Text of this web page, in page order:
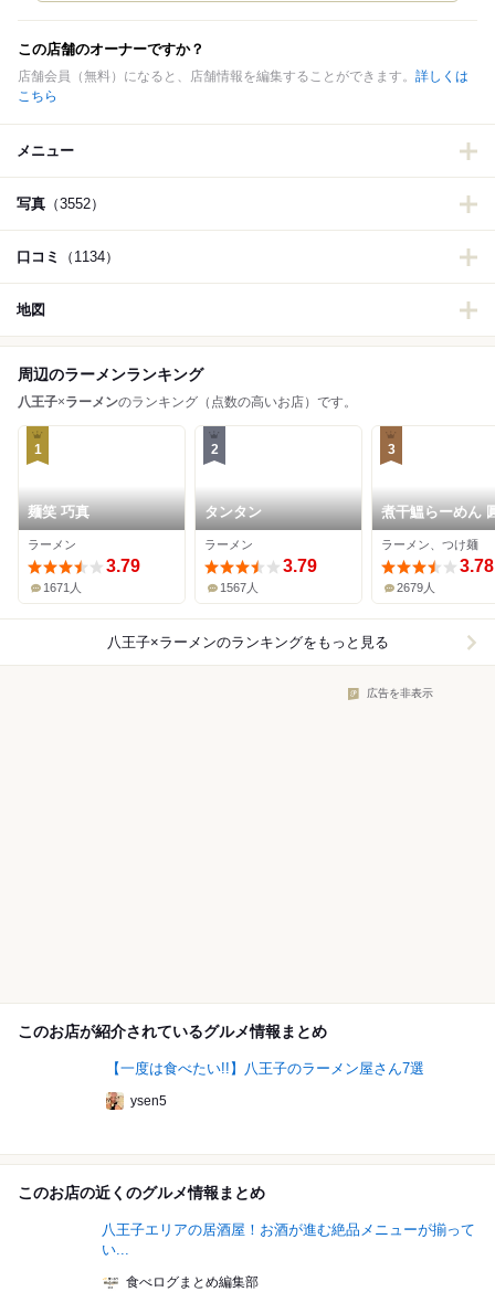
この店舗のオーナーですか？
店舗会員（無料）になると、店舗情報を編集することができます。 詳しくは
こちら
メニュー
写真 （3552）
口コミ （1134）
地図
周辺のラーメンランキング
八王子×ラーメンのランキング（点数の高いお店）です。
1
麺笑 巧真
ラーメン
3.79
1671人
2
タンタン
ラーメン
3.79
1567人
3
煮干鰮らーめん
王子本店
ラーメン、つけ麺
3.78
2679人
八王子×ラーメンのランキングをもっと見る
広告を非表示
このお店が紹介されているグルメ情報まとめ
【一度は食べたい!!】八王子のラーメン屋さん7選
ysen5
このお店の近くのグルメ情報まとめ
八王子エリアの居酒屋！お酒が進む絶品メニューが揃って
い...
食べログまとめ編集部